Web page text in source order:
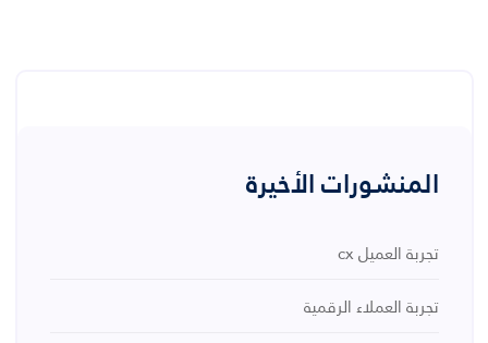
المنشورات الأخيرة
تجربة العميل cx
تجربة العملاء الرقمية